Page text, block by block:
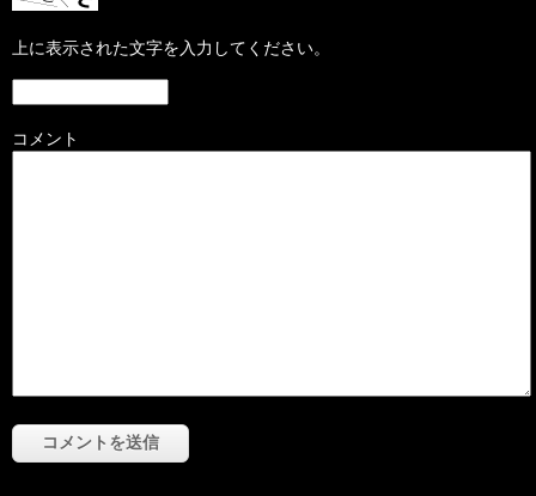
上に表示された文字を入力してください。
コメント